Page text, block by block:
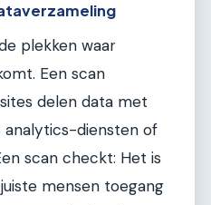
plekken waar
Een scan
delen data met
analytics-diensten of
scan checkt: Het is
mensen toegang